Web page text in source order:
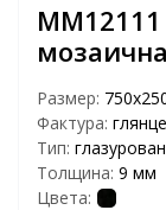
Размер:
Фактура:
Тип:
Толщина: 9 мм
Цвета: